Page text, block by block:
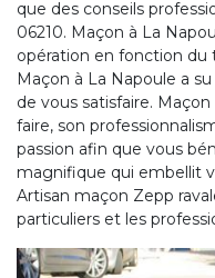
que des conseils
06210. Maçon à La
opération en fonction du
Maçon à La Napoule a
de vous satisfaire.
faire, son
passion afin que vous
magnifique qui embellit
Artisan maçon Zepp
particuliers et les